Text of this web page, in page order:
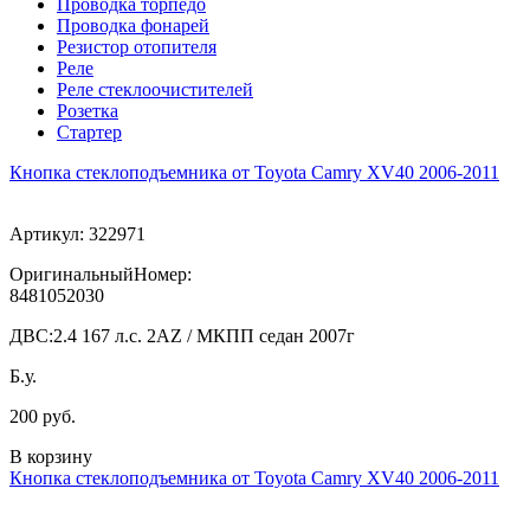
Проводка фонарей
Резистор отопителя
Реле
Реле стеклоочистителей
Розетка
Стартер
Кнопка стеклоподъемника от Toyota Camry XV40 2006-2011
Артикул: 322971
ОригинальныйНомер:
8481052030
ДВС:2.4 167 л.с. 2AZ / МКПП седан 2007г
Б.у.
200 руб.
В корзину
Кнопка стеклоподъемника от Toyota Camry XV40 2006-2011